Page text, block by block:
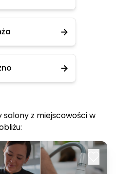
salony z miejscowości w